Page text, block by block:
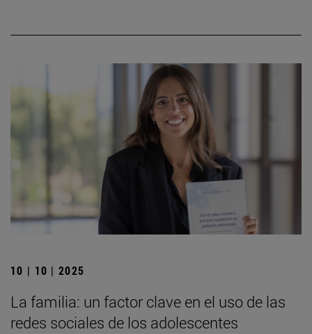
10 | 10 | 2025
La familia: un factor clave en el uso de las
redes sociales de los adolescentes